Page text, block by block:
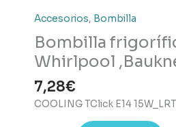
Accesorios, Bombilla
Bombilla
Whirlpool
7,28€
COOLING TClick E14